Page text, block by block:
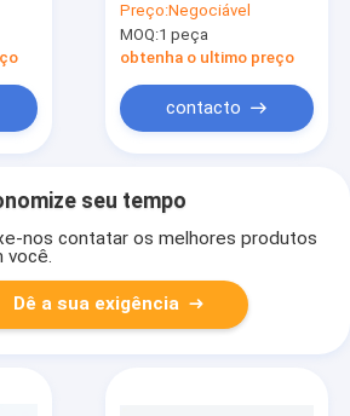
com cores múltiplas
Preço:Negociável
MOQ:1 peça
obtenha o ultimo preço
contacto
seu tempo
nos contatar os melhores produtos
você.
Dê a sua exigência